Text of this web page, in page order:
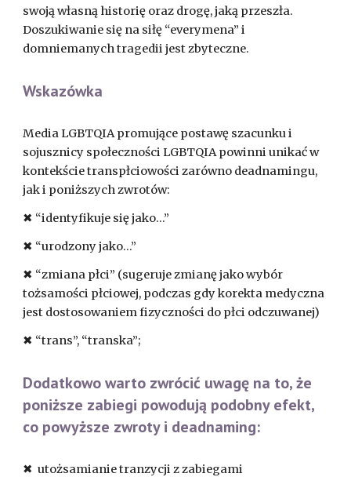
swoją własną historię oraz drogę, jaką przeszła.
Doszukiwanie się na siłę “everymena” i
domniemanych tragedii jest zbyteczne.
Wskazówka
Media LGBTQIA promujące postawę szacunku i
sojusznicy społeczności LGBTQIA powinni unikać w
kontekście transpłciowości zarówno deadnamingu,
jak i poniższych zwrotów:
✖ “identyfikuje się jako...”
✖ “urodzony jako...”
✖ “zmiana płci” (sugeruje zmianę jako wybór
tożsamości płciowej, podczas gdy korekta medyczna
jest dostosowaniem fizyczności do płci odczuwanej)
✖ “trans”, “transka”;
Dodatkowo warto zwrócić uwagę na to, że
poniższe zabiegi powodują podobny efekt,
co powyższe zwroty i deadnaming:
✖ utożsamianie tranzycji z zabiegami